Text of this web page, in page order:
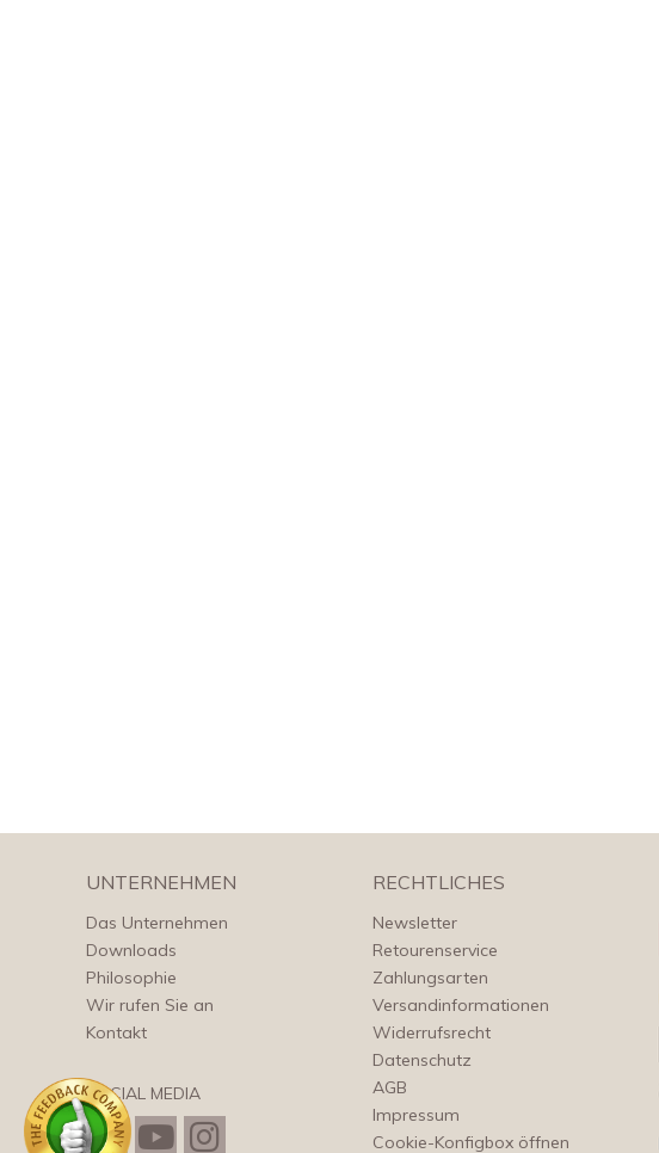
UNTERNEHMEN
Das Unternehmen
Downloads
Philosophie
Wir rufen Sie an
Kontakt
SOCIAL MEDIA
RECHTLICHES
Newsletter
Retourenservice
Zahlungsarten
Versandinformationen
Widerrufsrecht
Datenschutz
AGB
Impressum
Cookie-Konfigbox öffnen